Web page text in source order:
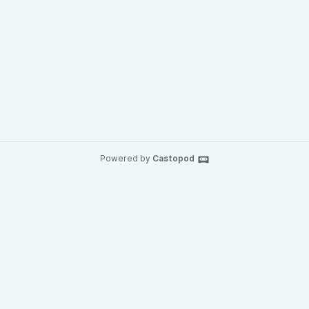
Powered by Castopod